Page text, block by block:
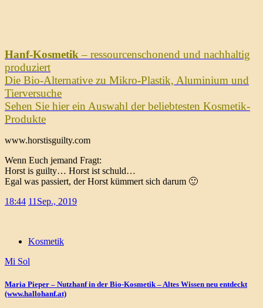
Hanf-Kosmetik – ressourcenschonend und nachhaltig
produziert
Die Bio-Alternative zu Mikro-Plastik, Aluminium und
Tierversuche
Sehen Sie hier ein Auswahl der beliebtesten Kosmetik-
Produkte
www.horstisguilty.com
Wenn Euch jemand Fragt:
Horst is guilty… Horst ist schuld…
Egal was passiert, der Horst kümmert sich darum 🙂
18:44 11 Sep., 2019
Kosmetik
Mi Sol
Maria Pieper – Nutzhanf in der Bio-Kosmetik – Altes Wissen neu entdeckt
(www.hallohanf.at)